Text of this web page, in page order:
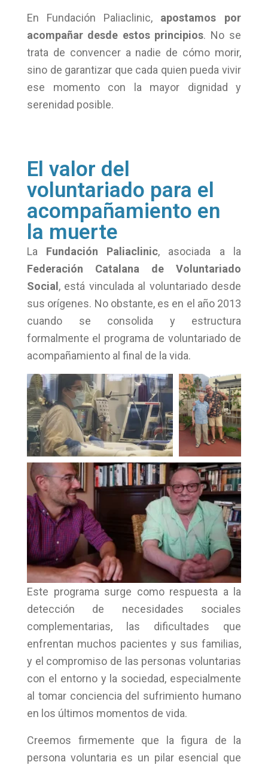
En Fundación Paliaclinic, apostamos por
acompañar desde estos principios. No se
trata de convencer a nadie de cómo morir,
sino de garantizar que cada quien pueda vivir
ese momento con la mayor dignidad y
serenidad posible.
El valor del
voluntariado para el
acompañamiento en
la muerte
La Fundación Paliaclinic, asociada a la
Federación Catalana de Voluntariado
Social , está vinculada al voluntariado desde
sus orígenes. No obstante, es en el año 2013
cuando se consolida y estructura
formalmente el programa de voluntariado de
acompañamiento al final de la vida.
Este programa surge como respuesta a la
detección de necesidades sociales
complementarias, las dificultades que
enfrentan muchos pacientes y sus familias,
y el compromiso de las personas voluntarias
con el entorno y la sociedad, especialmente
al tomar conciencia del sufrimiento humano
en los últimos momentos de vida.
Creemos firmemente que la figura de la
persona voluntaria es un pilar esencial que